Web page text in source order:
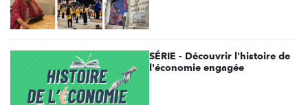
SÉRIE - Découvrir l'histoire de
l'économie engagée